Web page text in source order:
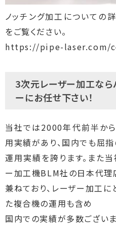
ノッチング加工についての
をご覧ください。
https://pipe-laser.com/
3次元レーザー加工な
ーにお任せ下さい！
当社では2000年代前半か
用実績があり、国内でも屈指
運用実績を誇ります。また
ー加工機BLM社の日本代理
兼ねており、レーザー加工に
た複合機の運用も含め
国内での実績が多数ございま